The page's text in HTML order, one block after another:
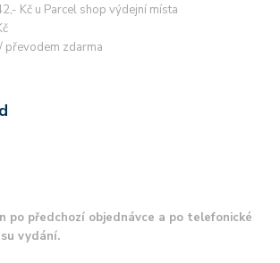
Kč u Parcel shop výdejní místa
převodem zdarma
po předchozí objednávce a po telefonické
vydání.